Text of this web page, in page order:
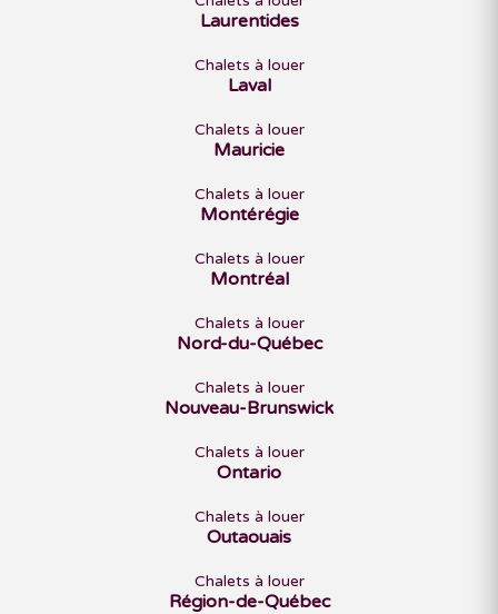
Laurentides
Chalets à louer
Laval
Chalets à louer
Mauricie
Chalets à louer
Montérégie
Chalets à louer
Montréal
Chalets à louer
Nord-du-Québec
Chalets à louer
Nouveau-Brunswick
Chalets à louer
Ontario
Chalets à louer
Outaouais
Chalets à louer
Région-de-Québec